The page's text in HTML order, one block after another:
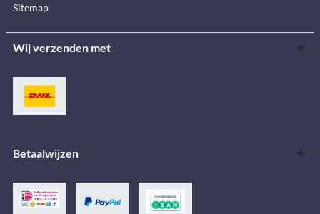
Sitemap
Wij verzenden met
Betaalwijzen